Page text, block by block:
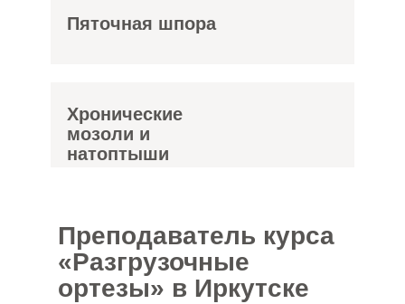
Пяточная шпора
Хронические
мозоли и
натоптыши
Преподаватель курса
«Разгрузочные
ортезы» в Иркутске